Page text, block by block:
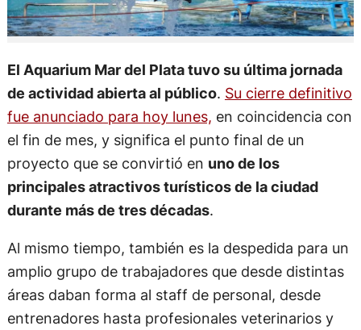
El Aquarium Mar del Plata tuvo su última jornada
de actividad abierta al público. Su cierre definitivo
fue anunciado para hoy lunes, en coincidencia con
el fin de mes, y significa el punto final de un
proyecto que se convirtió en uno de los
principales atractivos turísticos de la ciudad
durante más de tres décadas.
Al mismo tiempo, también es la despedida para un
amplio grupo de trabajadores que desde distintas
áreas daban forma al staff de personal, desde
entrenadores hasta profesionales veterinarios y